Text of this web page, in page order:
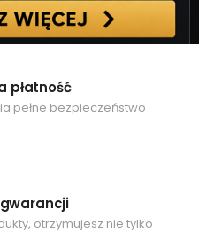
płatność
pełne bezpieczeństwo
otrzymujesz nie tylko